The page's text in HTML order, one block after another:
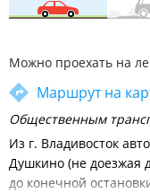
Можно проехать на
Маршрут на
Общественным
Из г. Владивосток
Душкино (не доезжая
до конечной